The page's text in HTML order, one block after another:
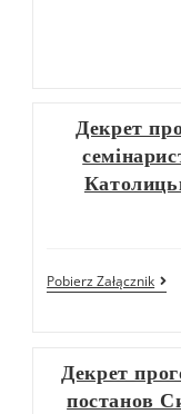
Декрет
Pobierz Załącznik
Декрет
постанов